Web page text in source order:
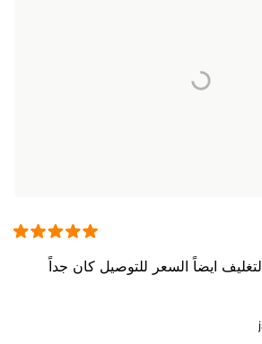
ايضاً السعر للتوصيل كان جداً